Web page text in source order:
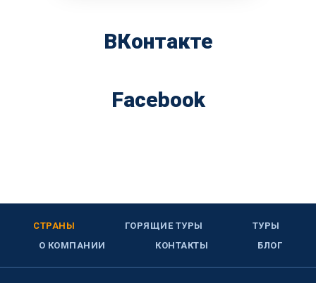
ВКонтакте
Facebook
СТРАНЫ ГОРЯЩИЕ ТУРЫ
ТУРЫ
О КОМПАНИИ
КОНТАКТЫ БЛОГ